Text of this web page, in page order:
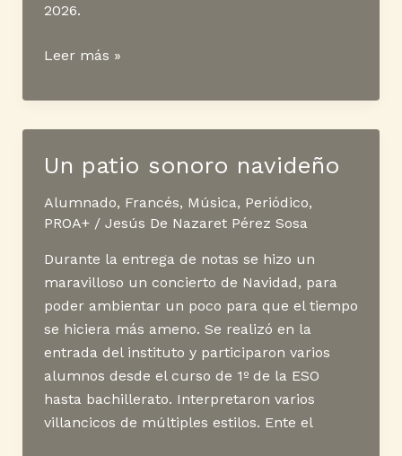
2026.
Podcast
Conexión
·
Entrevista
a
Suárez
Santana
Leer más »
Un patio sonoro navideño
Alumnado, Francés, Música, Periódico,
PROA+/ Jesús De Nazaret Pérez Sosa
Durante la entrega de notas se hizo un
maravilloso un concierto de Navidad, para
poder ambientar un poco para que el tiempo
se hiciera más ameno. Se realizó en la
entrada del instituto y participaron varios
alumnos desde el curso de 1º de la ESO
hasta bachillerato. Interpretaron varios
villancicos de múltiples estilos. Ente el